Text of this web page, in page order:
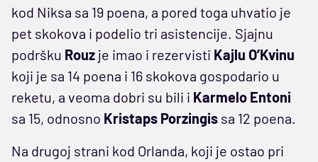
kod Niksa sa 19 poena, a pored toga uhvatio je
pet skokova i podelio tri asistencije. Sjajnu
podršku Rouz je imao i rezervisti Kajlu O’Kvinu
koji je sa 14 poena i 16 skokova gospodario u
reketu, a veoma dobri su bili i Karmelo Entoni
sa 15, odnosno Kristaps Porzingis sa 12 poena.
Na drugoj strani kod Orlanda, koji je ostao pri